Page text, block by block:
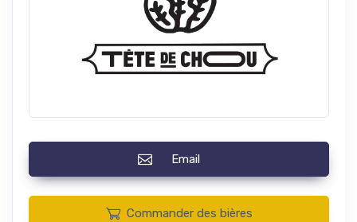
Email
Commander des bières